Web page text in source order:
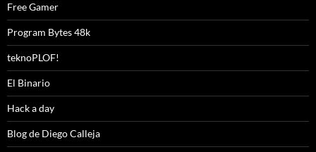
Free Gamer
Program Bytes 48k
teknoPLOF!
El Binario
Hack a day
Blog de Diego Calleja